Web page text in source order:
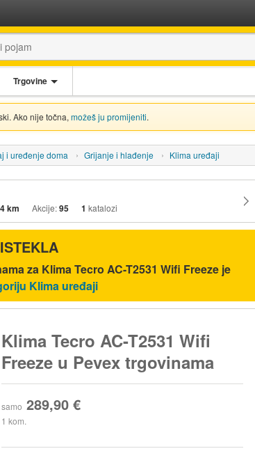
Trgovine
Ako nije točna, možeš ju promijeniti.
i uređenje doma Grijanje i hlađenje Klima uređaji
4 km Akcije:95 1 katalozi
za Klima Tecro AC-T2531 Wifi Freeze je
Klima uređaji
Klima Tecro AC-T2531 Wifi
Freeze u Pevex trgovinama
samo 289,90 €
1 kom.